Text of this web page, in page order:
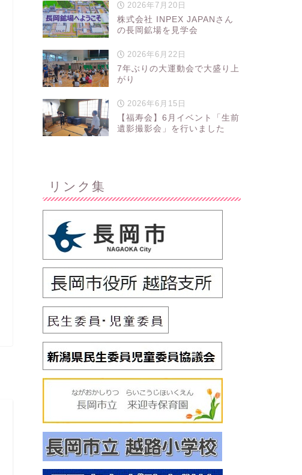
2026年7月20日
株式会社 INPEX JAPANさん
の長岡鉱場を見学会
2026年6月22日
7年ぶりの大運動会で大盛り上
がり
2026年6月15日
【福寿会】6月イベント「生前
遺影撮影会」を行いました
リンク集